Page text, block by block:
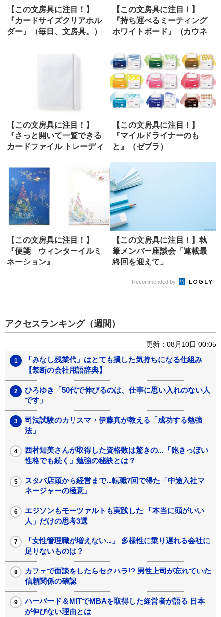
【この文房具に注目！】
『カードサイズクリアホル
ダー』（毎日、文房具。）
【この文房具に注目！】
『持ち運べるミーティング
ホワイトボード』（カウネ
【この文房具に注目！】
『さっと開いて一覧できる
カードファイル トレーディ
【この文房具に注目！】
『マイルドライナーのも
と』（ゼブラ）
【この文房具に注目！】
『便箋 ウィンターイルミ
ネーション』
【この文房具に注目！】執
筆メンバー座談会「連載最
終回を迎えて」
Recommended by
アクセスランキング（週間）
更新：08月10日 00:05
「みなし残業代」はとても損した気持ちになる仕組み
【禁断の会社用語辞典】
ひろゆき「50代で伸びるのは、仕事に思い入れのない人
です」
司法試験のカリスマ・伊藤真が教える「成功する勉強
法」
西村知美さんが取得した資格数は驚きの...「飽きっぽい
性格でも続く」勉強の秘訣とは？
スタバ店頭から経営まで...転職7回で得た「中途入社マ
ネージャーの極意」
エジソンもモーツァルトも実践した 「本当に頭がいい
人」だけの思考3選
「女性管理職が増えない...」 多様性に乗り遅れる会社に
足りないものは？
カフェで面談をしたらセクハラ!? 男性上司が忘れていた
信頼関係の確認
ハーバード＆MITでMBAを取得した経営者が語る 日本
が伸びない理由とは